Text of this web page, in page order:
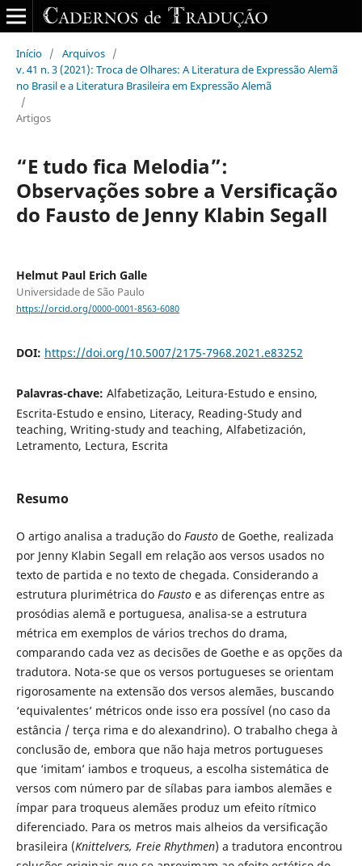
Início / Arquivos /
v. 41 n. 3 (2021): Troca de Olhares: A Literatura de Expressão Alemã
no Brasil e a Literatura Brasileira em Expressão Alemã
/
Artigos
“E tudo fica Melodia”:
Observações sobre a Versificação
do Fausto de Jenny Klabin Segall
Helmut Paul Erich Galle
Universidade de São Paulo
https://orcid.org/0000-0001-8563-6080
DOI: https://doi.org/10.5007/2175-7968.2021.e83252
Palavras-chave: Alfabetização, Leitura-Estudo e ensino,
Escrita-Estudo e ensino, Literacy, Reading-Study and
teaching, Writing-study and teaching, Alfabetización,
Letramento, Lectura, Escrita
Resumo
O artigo analisa a tradução do Faustode Goethe, realizada
por Jenny Klabin Segall em relação aos versos usados no
texto de partida e no texto de chegada. Considerando a
estrutura plurimétrica do Faustoe as diferenças entre as
prosódias alemã e portuguesa, analisa-se a estrutura
métrica em exemplos de vários trechos do drama,
comparando cada vez as decisões de Goethe e as opções da
tradutora. Nota-se que os versos portugueses se orientam
rigorosa­mente na extensão dos versos alemães, buscando
‘equivalentes’ métricos onde isso era possível (no caso da
estância / terça rima e do alexandrino). O trabalho chega à
conclusão de, embora que não haja metros portugueses
que ‘imitam’ iambos e troqueus, a escolha sistemática de
versos com número par de sílabas para iambos alemães e
ímpar para troqueus alemães produz um efeito rítmico
diferenciado. Para os metros mais alheios da versificação
brasileira (Knittelvers, Freie Rhythmen) a tradutora encontrou